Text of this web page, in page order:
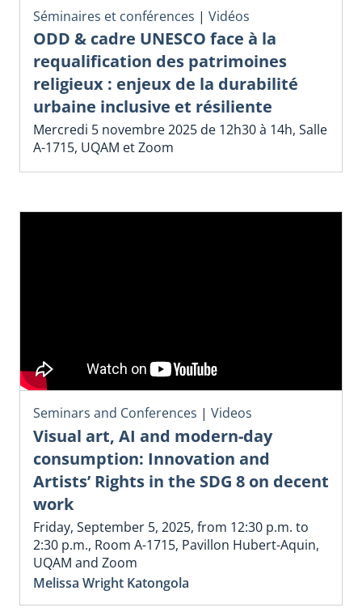
Séminaires et conférences | Vidéos
ODD & cadre UNESCO face à la
requalification des patrimoines
religieux : enjeux de la durabilité
urbaine inclusive et résiliente
Mercredi 5 novembre 2025 de 12h30 à 14h, Salle
A-1715, UQAM et Zoom
Seminars and Conferences | Videos
Visual art, AI and modern-day
consumption: Innovation and
Artists’ Rights in the SDG 8 on decent
work
Friday, September 5, 2025, from 12:30 p.m. to
2:30 p.m., Room A-1715, Pavillon Hubert-Aquin,
UQAM and Zoom
Melissa Wright Katongola